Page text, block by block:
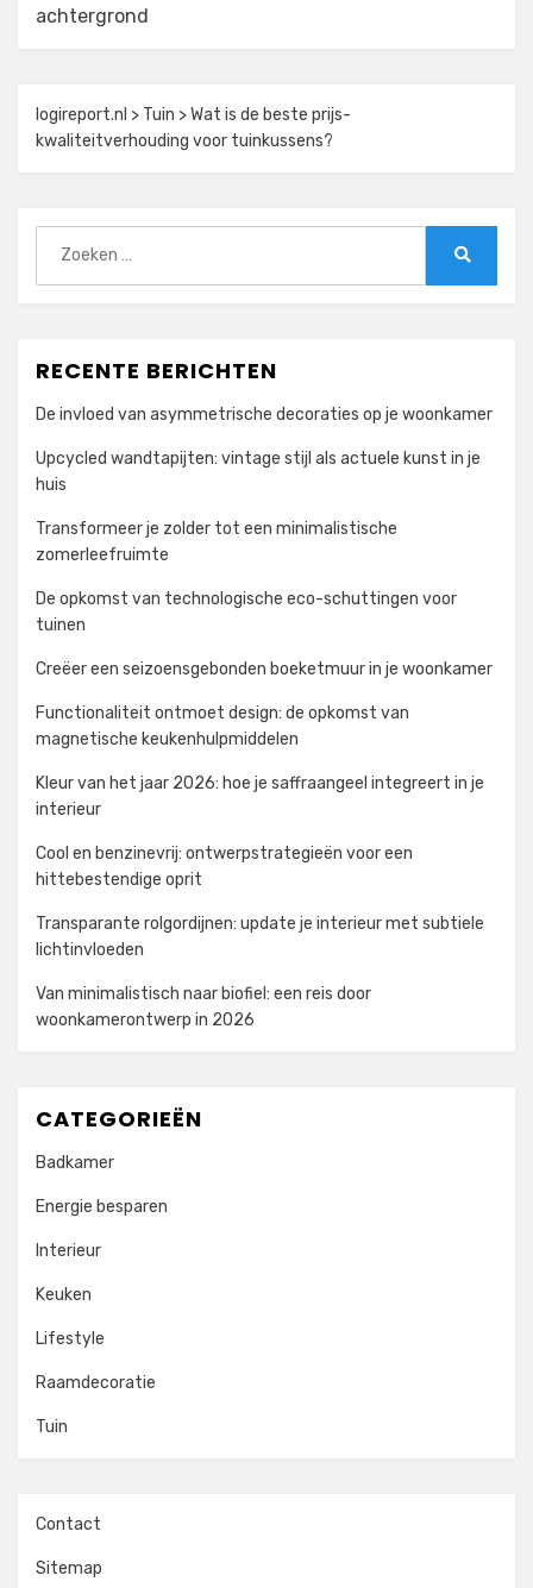
achtergrond
logireport.nl > Tuin >Wat is de beste prijs-
kwaliteitverhouding voor tuinkussens?
naar:
RECENTE BERICHTEN
De invloed van asymmetrische decoraties op je woonkamer
Upcycled wandtapijten: vintage stijl als actuele kunst in je
huis
Transformeer je zolder tot een minimalistische
zomerleefruimte
De opkomst van technologische eco-schuttingen voor
tuinen
Creëer een seizoensgebonden boeketmuur in je woonkamer
Functionaliteit ontmoet design: de opkomst van
magnetische keukenhulpmiddelen
Kleur van het jaar 2026: hoe je saffraangeel integreert in je
interieur
Cool en benzinevrij: ontwerpstrategieën voor een
hittebestendige oprit
Transparante rolgordijnen: update je interieur met subtiele
lichtinvloeden
Van minimalistisch naar biofiel: een reis door
woonkamerontwerp in 2026
CATEGORIEËN
Badkamer
Energie besparen
Interieur
Keuken
Lifestyle
Raamdecoratie
Tuin
Contact
Sitemap